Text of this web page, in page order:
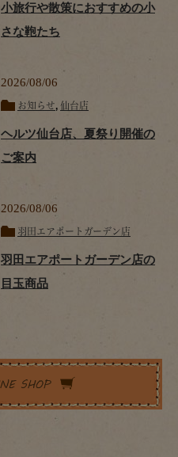
小旅行や散策におすすめの小
さな鞄たち
2026/08/06
お知らせ, 仙台店
ヘルツ仙台店、夏祭り開催の
ご案内
2026/08/06
羽田エアポートガーデン店
羽田エアポートガーデン店の
目玉商品